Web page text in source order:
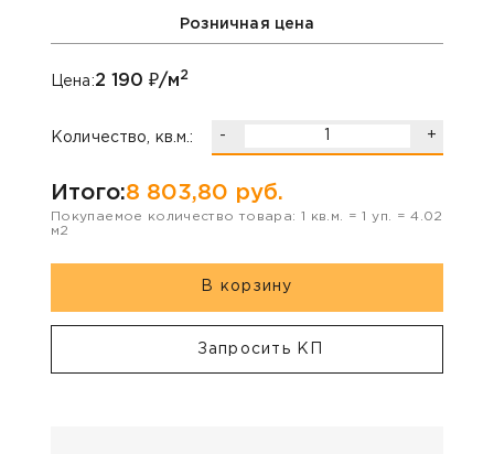
Розничная цена
Цена:2 190 ₽/м2
Количество, кв.м.: - +
Итого:8 803,80 руб.
Покупаемое количество товара: 1 кв.м. =1 уп. =4.02
м2
В корзину
Запросить КП